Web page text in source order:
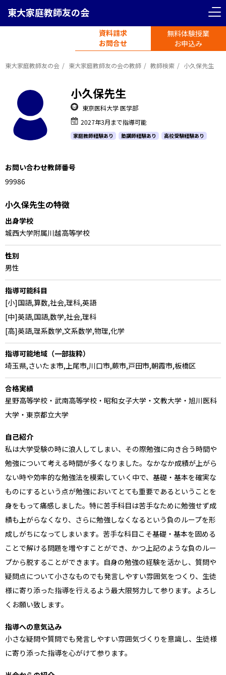
東大家庭教師友の会
資料請求
お問合せ
無料体験授業
お申込み
東大家庭教師友の会 東大家庭教師友の会の教師 教師検索 小久保先生
小久保先生
東京医科大学 医学部
2027年3月まで指導可能
家庭教師経験あり 塾講師経験あり 高校受験経験あり
お問い合わせ教師番号
999286
小久保先生の特徴
出身学校
城西大学附属川越高等学校
性別
男性
指導可能科目
[小]国語,算数,社会,理科,英語
[中]英語,国語,数学,社会,理科
[高]英語,理系数学,文系数学,物理,化学
指導可能地域（一部抜粋）
埼玉県,さいたま市,上尾市,川口市,蕨市,戸田市,朝霞市,板橋区
合格実績
星野高等学校・武南高等学校・昭和女子大学・文教大学・旭川医科
大学・東京都立大学
自己紹介
私は大学受験の時に浪人してしまい、その際勉強に向き合う時間や
勉強について考える時間が多くなりました。なかなか成績が上がら
ない時や効率的な勉強法を模索していく中で、基礎・基本を確実な
ものにするという点が勉強においてとても重要であるということを
身をもって痛感しました。特に苦手科目は苦手なために勉強せず成
績も上がらなくなり、さらに勉強しなくなるという負のループを形
成しがちになってしまいます。苦手な科目こそ基礎・基本を固める
ことで解ける問題を増やすことができ、かつ上記のような負のルー
プから脱することができます。自身の勉強の経験を活かし、質問や
疑問点について小さなものでも発言しやすい雰囲気をつくり、生徒
様に寄り添った指導を行えるよう最大限努力して参ります。よろし
くお願い致します。
指導への意気込み
小さな疑問や質問でも発言しやすい雰囲気づくりを意識し、生徒様
に寄り添った指導を心がけて参ります。